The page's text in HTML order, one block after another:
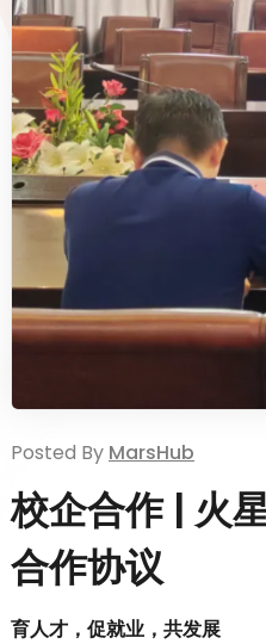
Posted By MarsHub
校企合作 | 火
合作协议
育人才，促就业，共发展